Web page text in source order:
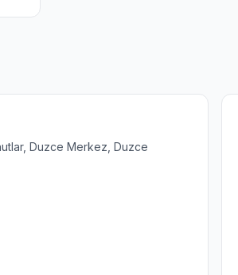
Duzce Merkez, Duzce